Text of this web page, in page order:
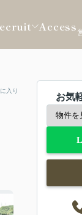
Access
入り
お気